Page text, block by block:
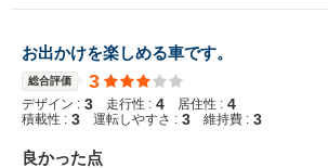
お出かけを楽しめる車です。
総合評価 3
デザイン : 3 走行性 : 4 居住性 : 4
積載性 : 3 運転しやすさ : 3 維持費 : 3
良かった点